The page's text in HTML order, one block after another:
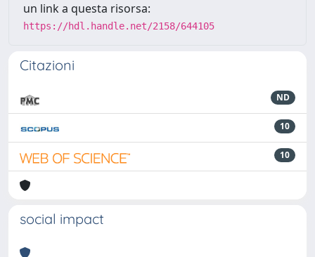
un link a questa risorsa:
https://hdl.handle.net/2158/644105
Citazioni
ND
10
10
social impact